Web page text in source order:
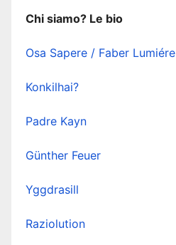
Chi siamo? Le bio
Osa Sapere / Faber Lumiére
Konkilhai?
Padre Kayn
Günther Feuer
Yggdrasill
Raziolution